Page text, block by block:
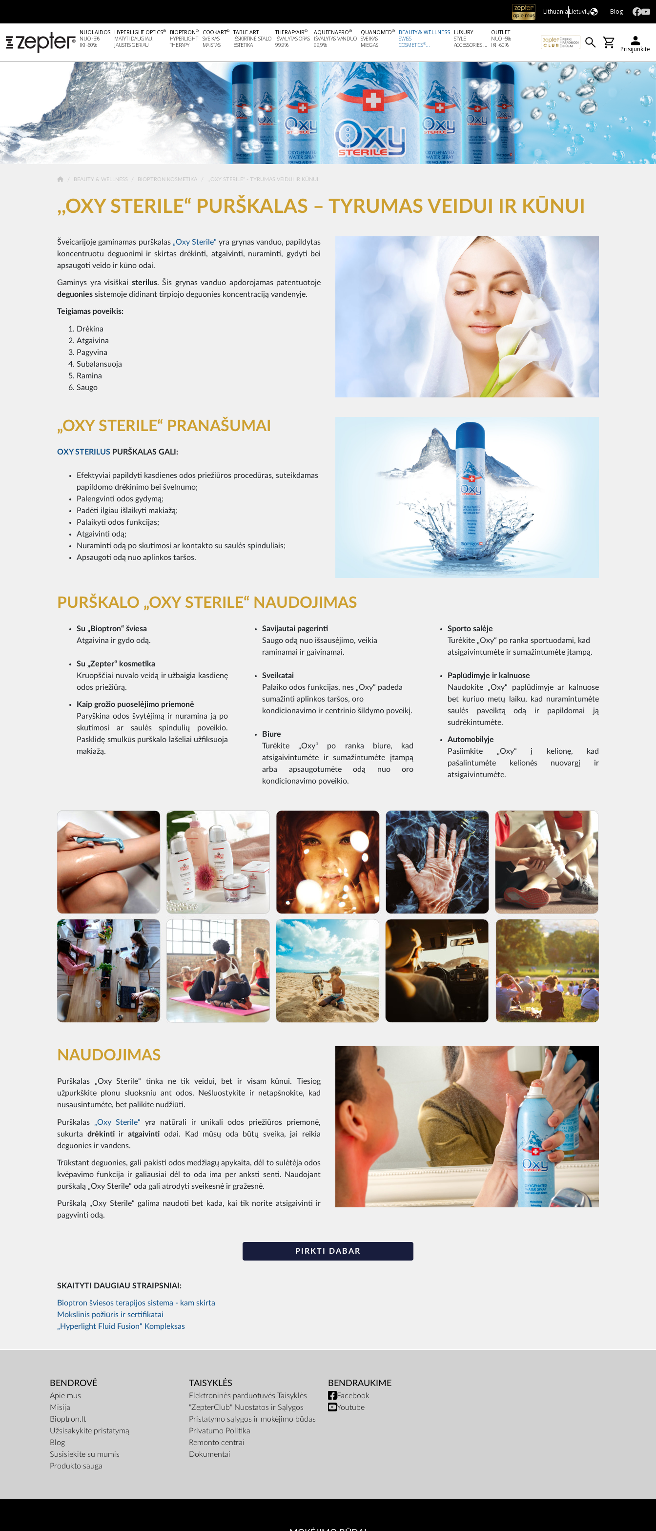
LithuaniaLietuvių Blog
NUOLAIDOS
NUO -5%
IKI -60%
HYPERLIGHT OPTICS®
MATYTI DAUGIAU.
JAUSTIS GERIAU
BIOPTRON®
HYPERLIGHT
THERAPY
COOKART®
SVEIKAS
MAISTAS
TABLE ART
IŠSKIRTINĖ STALO
ESTETIKA
THERAPYAIR®
IŠVALYTAS ORAS
99,9%
AQUEENAPRO®
IŠVALYTAS VANDUO
99,9%
QUANOMED®
SVEIKAS
MIEGAS
BEAUTY & WELLNESS
SWISS
COSMETICS®...
LUXURY
STYLE
ACCESSORIES ...
OUTLET
NUO -5%
IKI -60%
Prisijunkite
BEAUTY & WELLNESS BIOPTRON KOSMETIKA ,,OXY STERILE“ - TYRUMAS VEIDUI IR KŪNUI
,,OXY STERILE“ PURŠKALAS – TYRUMAS VEIDUI IR KŪNUI
Šveicarijoje gaminamas purškalas „Oxy Sterile“ yra grynas vanduo, papildytas
koncentruotu deguonimi ir skirtas drėkinti, atgaivinti, nuraminti, gydyti bei
apsaugoti veido ir kūno odai.
Gaminys yra visiškai sterilus. Šis grynas vanduo apdorojamas patentuotoje
deguonies sistemoje didinant tirpiojo deguonies koncentraciją vandenyje.
Teigiamas poveikis:
Drėkina
Atgaivina
Pagyvina
Subalansuoja
Ramina
Saugo
„OXY STERILE“ PRANAŠUMAI
OXY STERILUS PURŠKALAS GALI:
Efektyviai papildyti kasdienes odos priežiūros procedūras, suteikdamas
papildomo drėkinimo bei švelnumo;
Palengvinti odos gydymą;
Padėti ilgiau išlaikyti makiažą;
Palaikyti odos funkcijas;
Atgaivinti odą;
Nuraminti odą po skutimosi ar kontakto su saulės spinduliais;
Apsaugoti odą nuo aplinkos taršos.
PURŠKALO „OXY STERILE“ NAUDOJIMAS
Su „Bioptron“ šviesa
Atgaivina ir gydo odą.
Su „Zepter“ kosmetika
Kruopščiai nuvalo veidą ir užbaigia kasdienę
odos priežiūrą.
Kaip grožio puoselėjimo priemonė
Paryškina odos švytėjimą ir nuramina ją po
skutimosi ar saulės spindulių poveikio.
Pasklidę smulkūs purškalo lašeliai užfiksuoja
makiažą.
Savijautai pagerinti
Saugo odą nuo išsausėjimo, veikia
raminamai ir gaivinamai.
Sveikatai
Palaiko odos funkcijas, nes „Oxy“ padeda
sumažinti aplinkos taršos, oro
kondicionavimo ir centrinio šildymo poveikį.
Biure
Turėkite „Oxy“ po ranka biure, kad
atsigaivintumėte ir sumažintumėte įtampą
arba apsaugotumėte odą nuo oro
kondicionavimo poveikio.
Sporto salėje
Turėkite „Oxy“ po ranka sportuodami, kad
atsigaivintumėte ir sumažintumėte įtampą.
Paplūdimyje ir kalnuose
Naudokite „Oxy“ paplūdimyje ar kalnuose
bet kuriuo metų laiku, kad nuramintumėte
saulės paveiktą odą ir papildomai ją
sudrėkintumėte.
Automobilyje
Pasiimkite „Oxy“ į kelionę, kad
pašalintumėte kelionės nuovargį ir
atsigaivintumėte.
NAUDOJIMAS
Purškalas „Oxy Sterile“ tinka ne tik veidui, bet ir visam kūnui. Tiesiog
užpurkškite plonu sluoksniu ant odos. Nešluostykite ir netapšnokite, kad
nusausintumėte, bet palikite nudžiūti.
Purškalas „Oxy Sterile“ yra natūrali ir unikali odos priežiūros priemonė,
sukurta drėkintiiratgaivinti odai. Kad mūsų oda būtų sveika, jai reikia
deguonies ir vandens.
Trūkstant deguonies, gali pakisti odos medžiagų apykaita, dėl to sulėtėja odos
kvėpavimo funkcija ir galiausiai dėl to oda ima per anksti senti. Naudojant
purškalą „Oxy Sterile“ oda gali atrodyti sveikesnė ir gražesnė.
Purškalą „Oxy Sterile“ galima naudoti bet kada, kai tik norite atsigaivinti ir
pagyvinti odą.
PIRKTI DABAR
SKAITYTI DAUGIAU STRAIPSNIAI:
Bioptron šviesos terapijos sistema - kam skirta
Mokslinis požiūris ir sertifikatai
„Hyperlight Fluid Fusion“ Kompleksas
BENDROVĖ
Apie mus
Misija
Bioptron.lt
Užsisakykite pristatymą
Blog
Susisiekite su mumis
Produkto sauga
TAISYKLĖS
Elektroninės parduotuvės Taisyklės
"ZepterClub" Nuostatos ir Sąlygos
Pristatymo sąlygos ir mokėjimo būdas
Privatumo Politika
Remonto centrai
Dokumentai
BENDRAUKIME
Facebook
Youtube